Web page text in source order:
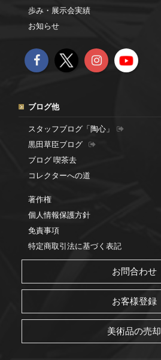
歩み・展示会実績
お知らせ
ブログ他
スタッフブログ「陶心」
黒田草臣ブログ
ブログ 喫茶去
コレクターへの道
著作権
個人情報保護方針
免責事項
特定商取引法に基づく表記
お問合わせ
お客様登録
美術品の売却